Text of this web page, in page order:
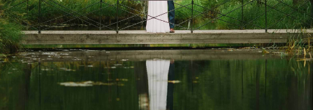
Om Mig
Priser
Blogg